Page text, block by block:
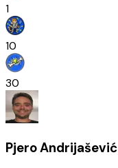
1
10
30
Pjero Andrijašević